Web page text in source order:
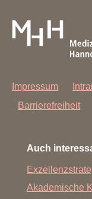
Impressum
Barrierefreiheit
Auch
Akademische